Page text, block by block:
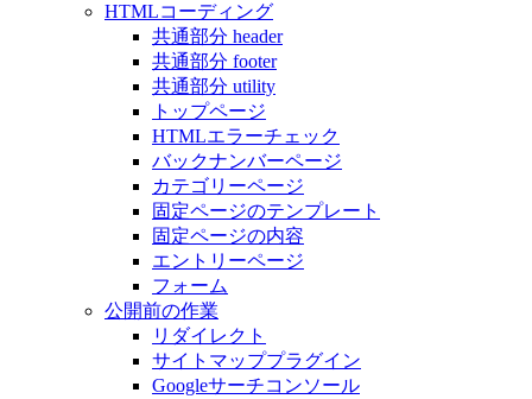
HTMLコーディング
共通部分 header
共通部分 footer
共通部分 utility
トップページ
HTMLエラーチェック
バックナンバーページ
カテゴリーページ
固定ページのテンプレート
固定ページの内容
エントリーページ
フォーム
公開前の作業
リダイレクト
サイトマッププラグイン
Googleサーチコンソール